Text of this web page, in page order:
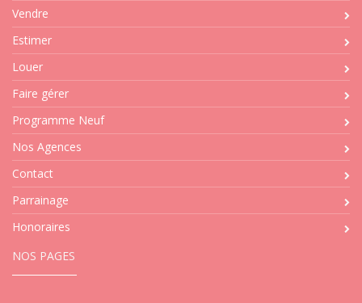
Vendre
Estimer
Louer
Faire gérer
Programme Neuf
Nos Agences
Contact
Parrainage
Honoraires
NOS PAGES